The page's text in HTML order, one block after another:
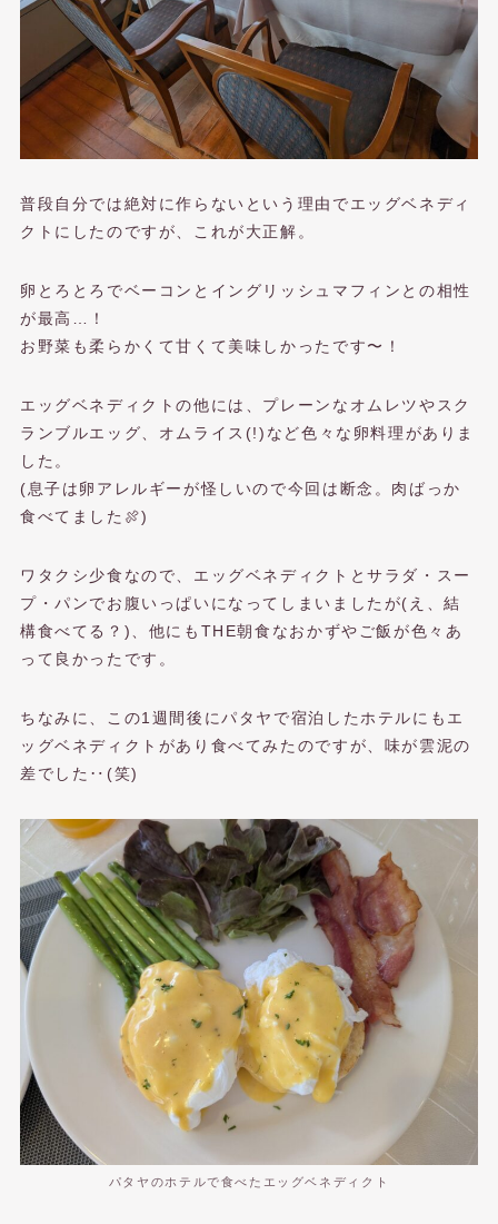
普段自分では絶対に作らないという理由でエッグベネディ
クトにしたのですが、これが大正解。
卵とろとろでベーコンとイングリッシュマフィンとの相性
が最高…！
お野菜も柔らかくて甘くて美味しかったです〜！
エッグベネディクトの他には、プレーンなオムレツやスク
ランブルエッグ、オムライス(!)など色々な卵料理がありま
した。
(息子は卵アレルギーが怪しいので今回は断念。肉ばっか
食べてました🍖)
ワタクシ少食なので、エッグベネディクトとサラダ・スー
プ・パンでお腹いっぱいになってしまいましたが(え、結
構食べてる？)、他にもTHE朝食なおかずやご飯が色々あ
って良かったです。
ちなみに、この1週間後にパタヤで宿泊したホテルにもエ
ッグベネディクトがあり食べてみたのですが、味が雲泥の
差でした‥(笑)
パタヤのホテルで食べたエッグベネディクト